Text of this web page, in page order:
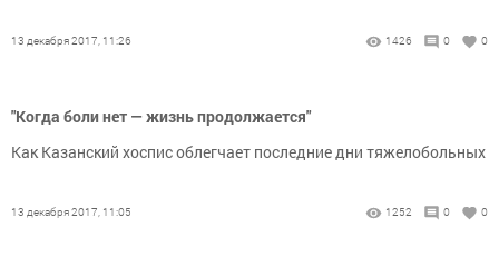
13 декабря 2017, 11:26 1426 0 0
"Когда боли нет — жизнь продолжается"
Как Казанский хоспис облегчает последние дни тяжелобольных
13 декабря 2017, 11:05 1252 0 0